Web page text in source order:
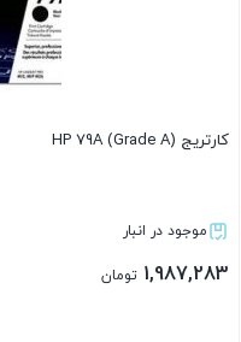
کارتریج HP 79A (Grade A)
موجود در انبار
1,987,283 تومان